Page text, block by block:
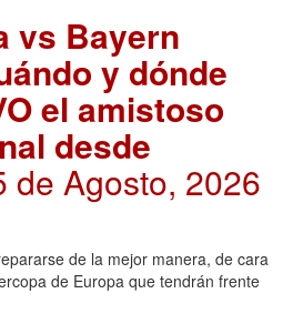
vs Bayern
y dónde
el amistoso
desde
de Agosto, 2026
de la mejor manera, de cara
de Europa que tendrán frente